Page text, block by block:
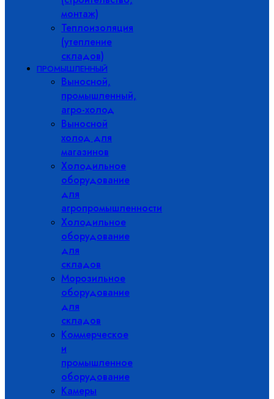
монтаж)
Теплоизоляция
(утепление
складов)
ПРОМЫШЛЕННЫЙ
Выносной,
промышленный,
агро-холод
Выносной
холод для
магазинов
Холодильное
оборудование
для
агропромышленности
Холодильное
оборудование
для
складов
Морозильное
оборудование
для
складов
Коммерческое
и
промышленное
оборудование
Камеры